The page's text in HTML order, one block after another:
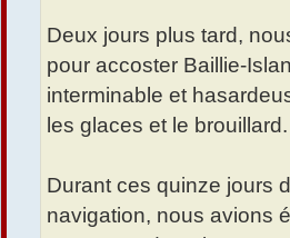
Deux jours plus tard,
pour accoster Baillie-
interminable et
les glaces et le brouillard.
Durant ces quinze jours
navigation, nous avions